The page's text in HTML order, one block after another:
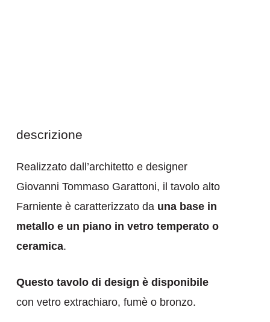
descrizione
Realizzato dall’architetto e designer
Giovanni Tommaso Garattoni, il tavolo alto
Farniente è caratterizzato da una base in
metallo e un piano in vetro temperato o
ceramica.
Questo tavolo di design è disponibile
con vetro extrachiaro, fumè o bronzo.